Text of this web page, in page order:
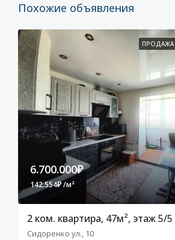
Похожие объявления
ПРОДАЖА
6.700.000₽
142.554₽ /м²
2 ком. квартира, 47м², этаж 5/5
Сидоренко ул., 10